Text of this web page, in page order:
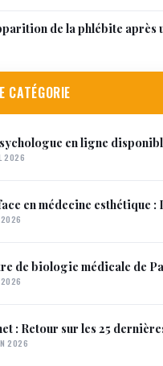
de la phlébite
CATÉGORIE
en ligne
2026
en médecine esthétique
de biologie médicale de
: Retour sur les 25
2026